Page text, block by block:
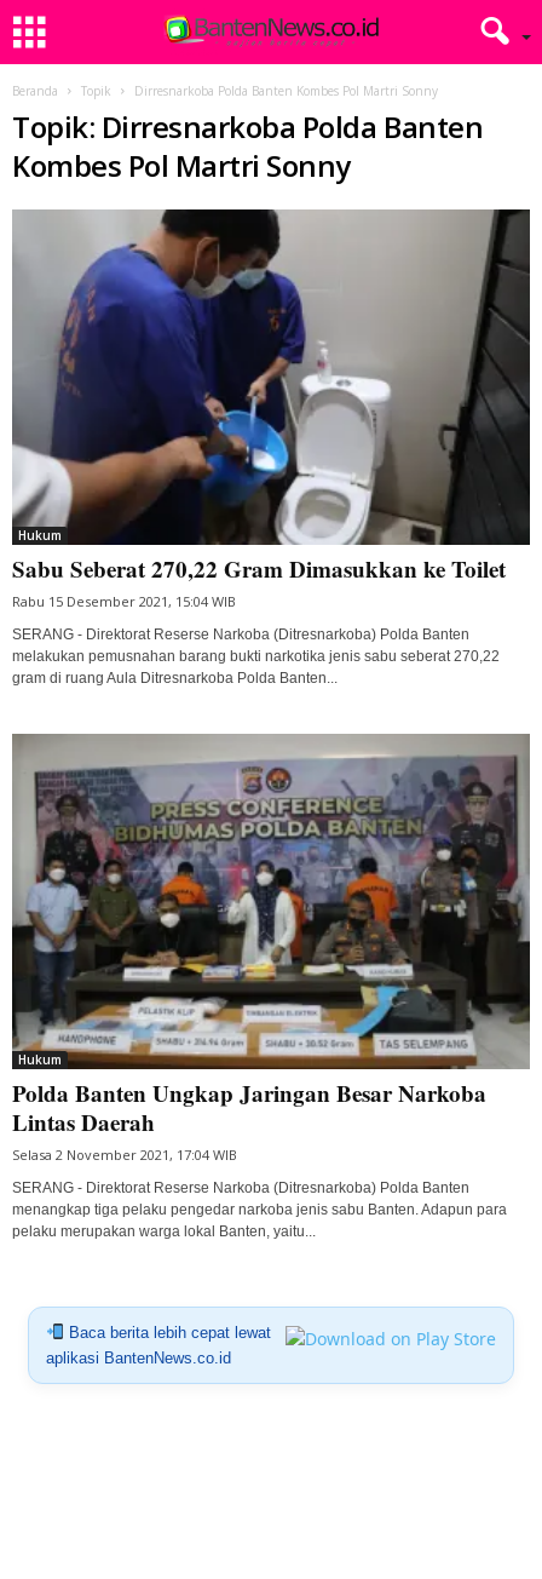
Beranda Topik Dirresnarkoba Polda Banten Kombes Pol Martri Sonny
Topik: Dirresnarkoba Polda Banten
Kombes Pol Martri Sonny
Hukum
Sabu Seberat 270,22 Gram Dimasukkan ke Toilet
Rabu 15 Desember 2021, 15:04 WIB
SERANG - Direktorat Reserse Narkoba (Ditresnarkoba) Polda Banten
melakukan pemusnahan barang bukti narkotika jenis sabu seberat 270,22
gram di ruang Aula Ditresnarkoba Polda Banten...
Hukum
Polda Banten Ungkap Jaringan Besar Narkoba
Lintas Daerah
Selasa 2 November 2021, 17:04 WIB
SERANG - Direktorat Reserse Narkoba (Ditresnarkoba) Polda Banten
menangkap tiga pelaku pengedar narkoba jenis sabu Banten. Adapun para
pelaku merupakan warga lokal Banten, yaitu...
Baca berita lebih cepat lewat
aplikasi BantenNews.co.id